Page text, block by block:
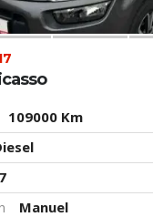
109000 Km
Manuel